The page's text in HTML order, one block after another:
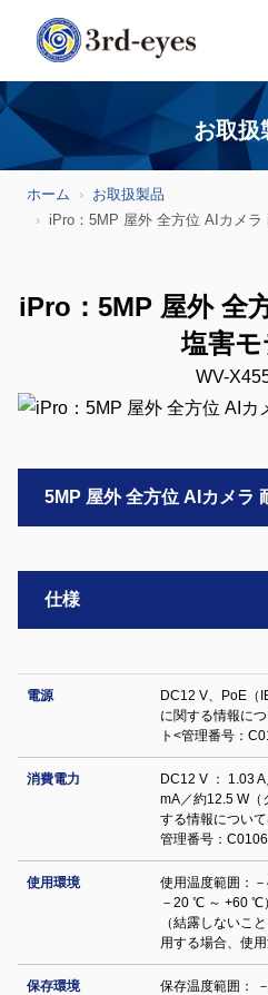
お取扱
ホーム
お取扱製品
iPro：5MP 屋外 全方位 AIカメラ
iPro：5MP 屋外 全
塩害
WV-
5MP 屋外 全方位 AIカメラ
仕様
電源
DC12 V、PoE（
に関する情報に
ト<管理番号：
消費電力
DC12 V ： 1.03
mA／約12.5 W
する情報につい
管理番号：
使用環境
使用温度範囲：
－20 ℃ ～ +60 ℃
（結露しないこ
用する場合、使
保存環境
保存温度範囲：